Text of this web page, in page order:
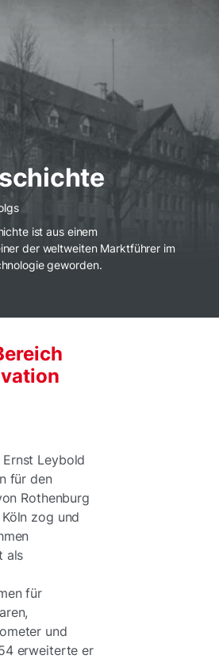
ist aus einem
der weltweiten Marktführer im
geworden.
Leybold
für den
Rothenburg
zog und
als
für
und
erweiterte er